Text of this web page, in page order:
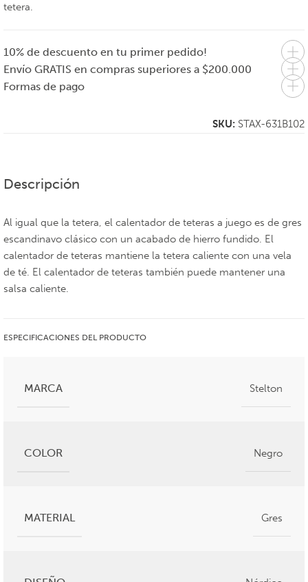
tetera.
10% de descuento en tu primer pedido!
Envío GRATIS en compras superiores a $200.000
Formas de pago
SKU: STAX-631B102
Descripción
Al igual que la tetera, el calentador de teteras a juego es de gres
escandinavo clásico con un acabado de hierro fundido. El
calentador de teteras mantiene la tetera caliente con una vela
de té. El calentador de teteras también puede mantener una
salsa caliente.
ESPECIFICACIONES DEL PRODUCTO
MARCA Stelton
COLOR Negro
MATERIAL Gres